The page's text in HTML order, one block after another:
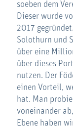
soeben dem
Dieser wurde
2017
Solothurn und
über eine
über dieses
nutzen. Der
einen Vorteil,
hat. Man
voneinander
Ebene haben